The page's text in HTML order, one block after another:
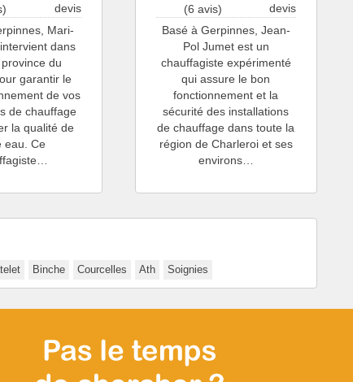
devis
Mari-
dans
du
garantir le
de vos
de chauffage
la qualité de
eau. Ce
(6 avis)
devis
Basé à Gerpinnes, Jean-
Pol Jumet est un
chauffagiste expérimenté
qui assure le bon
fonctionnement et la
sécurité des installations
de chauffage dans toute la
région de Charleroi et ses
environs…
Binche Courcelles Ath Soignies